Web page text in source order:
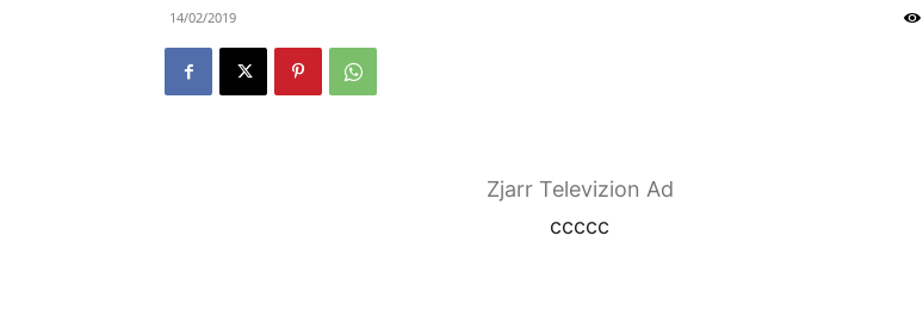
14/02/2019
Zjarr Televizion Ad
ccccc